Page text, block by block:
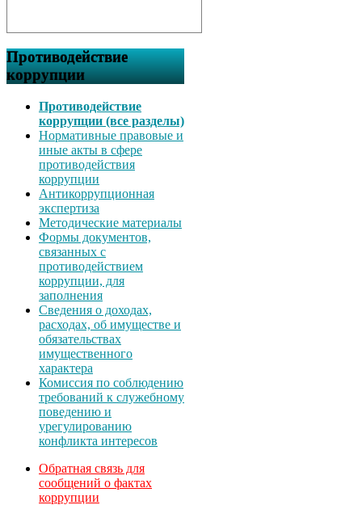
Противодействие
коррупции
Противодействие
коррупции (все разделы)
Нормативные правовые и
иные акты в сфере
противодействия
коррупции
Антикоррупционная
экспертиза
Методические материалы
Формы документов,
связанных с
противодействием
коррупции, для
заполнения
Сведения о доходах,
расходах, об имуществе и
обязательствах
имущественного
характера
Комиссия по соблюдению
требований к служебному
поведению и
урегулированию
конфликта интересов
Обратная связь для
сообщений о фактах
коррупции